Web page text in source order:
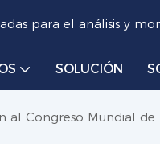
para el análisis y
SOLUCIÓN
al Congreso Mundial de